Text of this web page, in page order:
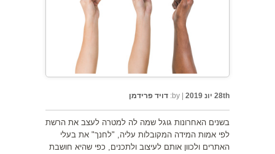
28th יונ 2019 by: דויד פרידמן
בשנים האחרונות גוגל שמה לה למטרה לעצב את הרשת
לפי אמות המידה המקובלות עליה, "לחנך" את בעלי
האתרים ולכוון אותם לעיצוב ולתכנים, כפי שהיא חושבת